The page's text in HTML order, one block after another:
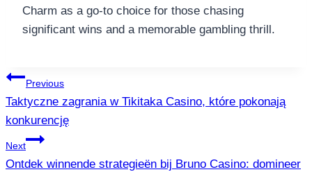
Charm as a go-to choice for those chasing
significant wins and a memorable gambling thrill.
แนะแนว
เรื่อง
Previous
Taktyczne zagrania w Tikitaka Casino, które pokonają
konkurencję
Next
Ontdek winnende strategieën bij Bruno Casino: domineer